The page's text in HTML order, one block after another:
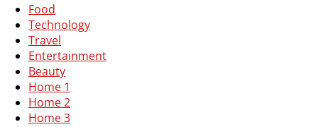
Food
Technology
Travel
Entertainment
Beauty
Home 1
Home 2
Home 3